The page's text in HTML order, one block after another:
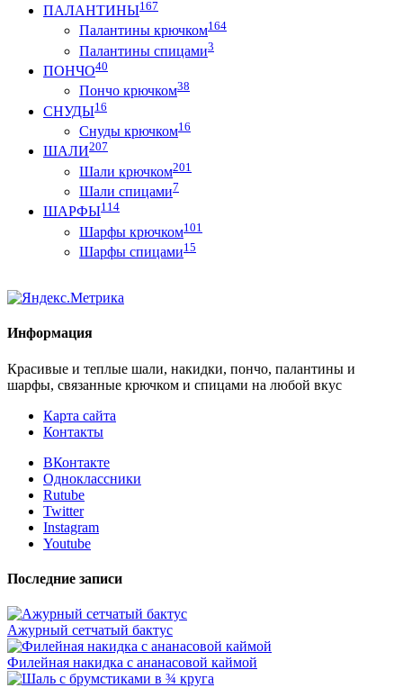
ПАЛАНТИНЫ167
Палантины крючком164
Палантины спицами3
ПОНЧО40
Пончо крючком38
СНУДЫ16
Снуды крючком16
ШАЛИ207
Шали крючком201
Шали спицами7
ШАРФЫ114
Шарфы крючком101
Шарфы спицами15
Информация
Красивые и теплые шали, накидки, пончо, палантины и
шарфы, связанные крючком и спицами на любой вкус
Карта сайта
Контакты
ВКонтакте
Одноклассники
Rutube
Twitter
Instagram
Youtube
Последние записи
Ажурный сетчатый бактус
Филейная накидка с ананасовой каймой